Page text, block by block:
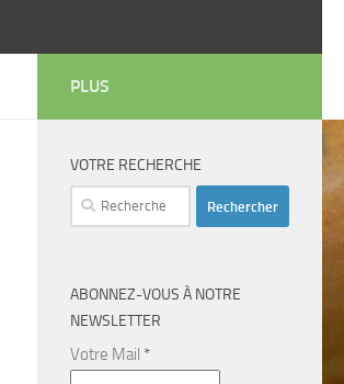
PLUS
VOTRE RECHERCHE
Rechercher :
ABONNEZ-VOUS À NOTRE
NEWSLETTER
Votre Mail *